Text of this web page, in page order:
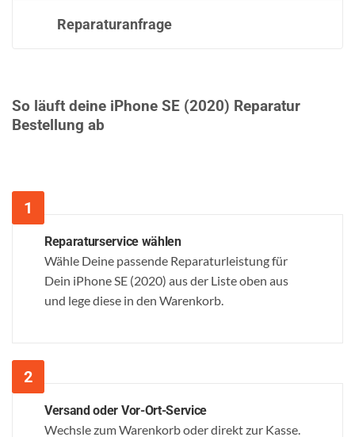
Reparaturanfrage
So läuft deine iPhone SE (2020) Reparatur
Bestellung ab
Reparaturservice wählen
Wähle Deine passende Reparaturleistung für
Dein iPhone SE (2020) aus der Liste oben aus
und lege diese in den Warenkorb.
Versand oder Vor-Ort-Service
Wechsle zum Warenkorb oder direkt zur Kasse.